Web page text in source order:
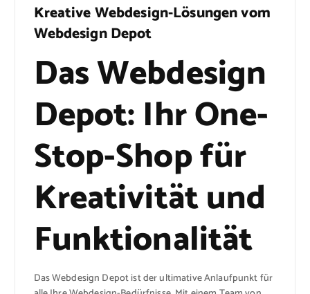
Kreative Webdesign-Lösungen vom
Webdesign Depot
Das Webdesign
Depot: Ihr One-
Stop-Shop für
Kreativität und
Funktionalität
Das Webdesign Depot ist der ultimative Anlaufpunkt für